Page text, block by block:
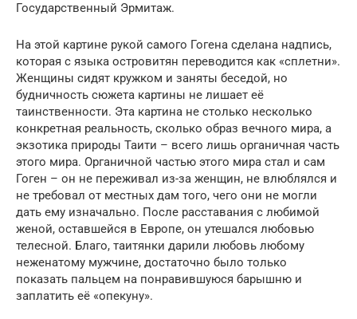
Государственный Эрмитаж.
На этой картине рукой самого Гогена сделана надпись,
которая с языка островитян переводится как «сплетни».
Женщины сидят кружком и заняты беседой, но
будничность сюжета картины не лишает её
таинственности. Эта картина не столько несколько
конкретная реальность, сколько образ вечного мира, а
экзотика природы Таити – всего лишь органичная часть
этого мира. Органичной частью этого мира стал и сам
Гоген – он не переживал из-за женщин, не влюблялся и
не требовал от местных дам того, чего они не могли
дать ему изначально. После расставания с любимой
женой, оставшейся в Европе, он утешался любовью
телесной. Благо, таитянки дарили любовь любому
неженатому мужчине, достаточно было только
показать пальцем на понравившуюся барышню и
заплатить её «опекуну».